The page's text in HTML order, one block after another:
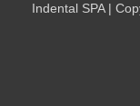
Indental SPA |